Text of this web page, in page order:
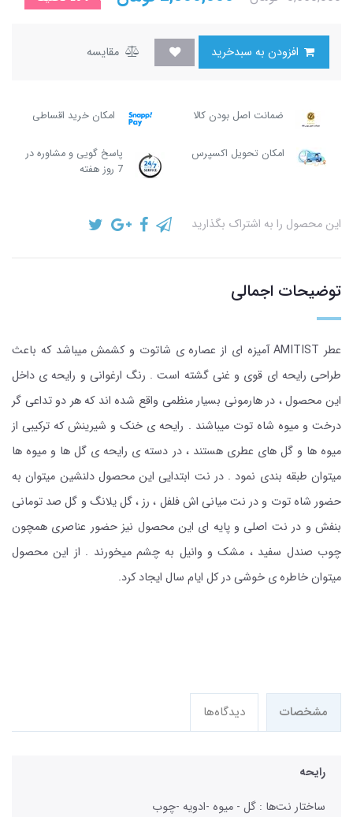
مقایسه
ضمانت اصل بودن کالا امکان خرید اقساطی
امکان تحویل اکسپرس
پاسخ گویی و مشاوره در
7 روز هفته
این محصول را به اشتراک بگذارید
توضیحات اجمالی
عطر AMITIST آمیزه ای از عصاره ی شاتوت و کشمش میباشد که باعث
طراحی رایحه ای قوی و غنی گشته است . رنگ ارغوانی و رایحه ی داخل
این محصول ، در هارمونی بسیار منظمی واقع شده اند که هر دو تداعی گر
درخت و میوه شاه توت میباشند . رایحه ی خنک و شیرینش که ترکیبی از
میوه ها و گل های عطری هستند ، در دسته ی رایحه ی گل ها و میوه ها
میتوان طبقه بندی نمود . در نت ابتدایی این محصول دلنشین میتوان به
حضور شاه توت و در نت میانی اش فلفل ، رز ، گل یلانگ و گل صد تومانی
بنفش و در نت اصلی و پایه ای این محصول نیز حضور عناصری همچون
چوب صندل سفید ، مشک و وانیل به چشم میخورند . از این محصول
میتوان خاطره ی خوشی در کل ایام سال ایجاد کرد.
مشخصات دیدگاه‌ها
رایحه
ساختار نت‌ها : گل - میوه -ادویه -چوب